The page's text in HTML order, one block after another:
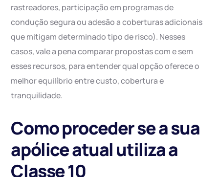
rastreadores, participação em programas de
condução segura ou adesão a coberturas adicionais
que mitigam determinado tipo de risco). Nesses
casos, vale a pena comparar propostas com e sem
esses recursos, para entender qual opção oferece o
melhor equilíbrio entre custo, cobertura e
tranquilidade.
Como proceder se a sua
apólice atual utiliza a
Classe 10